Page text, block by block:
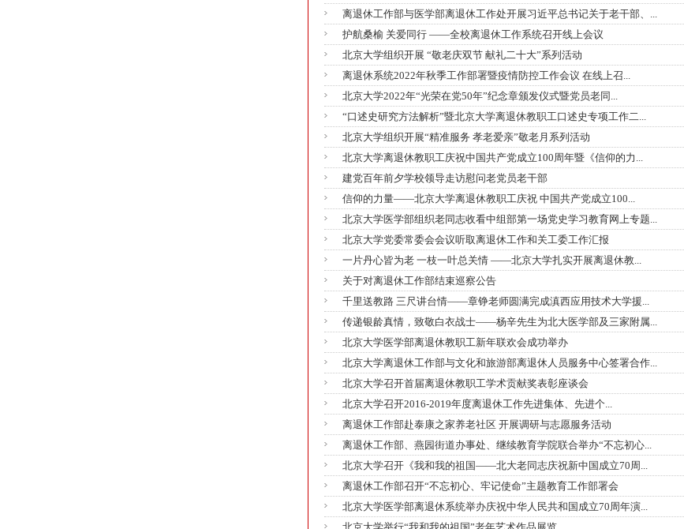
离退休工作部与医学部离退休工作处开展习近平总书记关于老干部、...
护航桑榆 关爱同行 ——全校离退休工作系统召开线上会议
北京大学组织开展 “敬老庆双节 献礼二十大”系列活动
离退休系统2022年秋季工作部署暨疫情防控工作会议 在线上召...
北京大学2022年“光荣在党50年”纪念章颁发仪式暨党员老同...
“口述史研究方法解析”暨北京大学离退休教职工口述史专项工作二...
北京大学组织开展“精准服务 孝老爱亲”敬老月系列活动
北京大学离退休教职工庆祝中国共产党成立100周年暨《信仰的力...
建党百年前夕学校领导走访慰问老党员老干部
信仰的力量——北京大学离退休教职工庆祝 中国共产党成立100...
北京大学医学部组织老同志收看中组部第一场党史学习教育网上专题...
北京大学党委常委会会议听取离退休工作和关工委工作汇报
一片丹心皆为老 一枝一叶总关情 ——北京大学扎实开展离退休教...
关于对离退休工作部结束巡察公告
千里送教路 三尺讲台情——章铮老师圆满完成滇西应用技术大学援...
传递银龄真情，致敬白衣战士——杨辛先生为北大医学部及三家附属...
北京大学医学部离退休教职工新年联欢会成功举办
北京大学离退休工作部与文化和旅游部离退休人员服务中心签署合作...
北京大学召开首届离退休教职工学术贡献奖表彰座谈会
北京大学召开2016-2019年度离退休工作先进集体、先进个...
离退休工作部赴泰康之家养老社区 开展调研与志愿服务活动
离退休工作部、燕园街道办事处、继续教育学院联合举办“不忘初心...
北京大学召开《我和我的祖国——北大老同志庆祝新中国成立70周...
离退休工作部召开“不忘初心、牢记使命”主题教育工作部署会
北京大学医学部离退休系统举办庆祝中华人民共和国成立70周年演...